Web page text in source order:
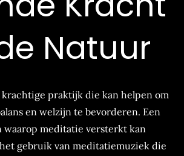
Natuur
praktijk die kan helpen om
en welzijn te bevorderen. Een
waarop meditatie versterkt kan
gebruik van meditatiemuziek die